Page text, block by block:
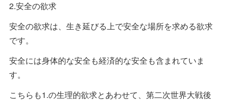
2.安全の欲求
安全の欲求は、生き延びる上で安全な場所を求める欲求
です。
安全には身体的な安全も経済的な安全も含まれていま
す。
こちらも1.の生理的欲求とあわせて、第二次世界大戦後